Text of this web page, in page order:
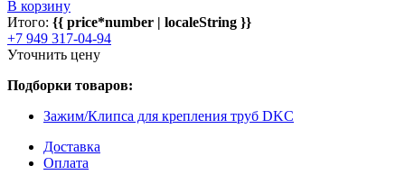
В корзину
Итого: {{ price*number | localeString }}
+7 949 317-04-94
Уточнить цену
Подборки товаров:
Зажим/Клипса для крепления труб DKC
Доставка
Оплата